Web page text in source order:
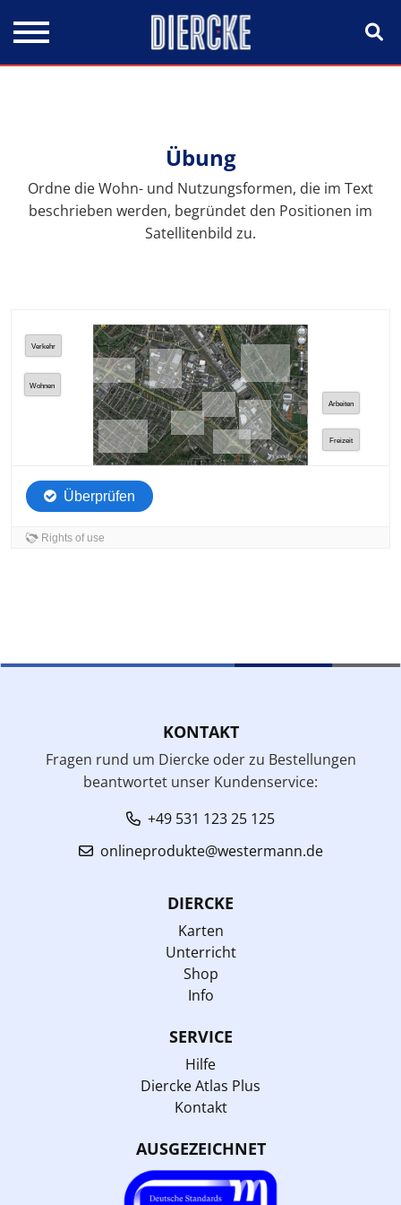
Übung
Ordne die Wohn- und Nutzungsformen, die im Text
beschrieben werden, begründet den Positionen im
Satellitenbild zu.
KONTAKT
Fragen rund um Diercke oder zu Bestellungen
beantwortet unser Kundenservice:
+49 531 123 25 125
onlineprodukte@westermann.de
DIERCKE
Karten
Unterricht
Shop
Info
SERVICE
Hilfe
Diercke Atlas Plus
Kontakt
AUSGEZEICHNET